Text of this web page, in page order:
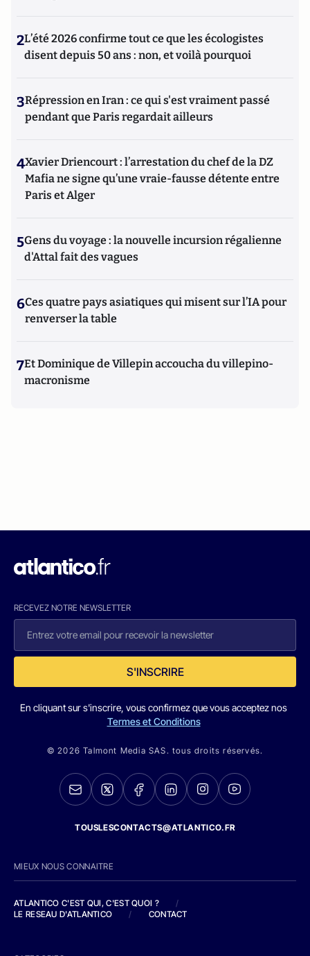
2L’été 2026 confirme tout ce que les écologistes
disent depuis 50 ans : non, et voilà pourquoi
3Répression en Iran : ce qui s'est vraiment passé
pendant que Paris regardait ailleurs
4Xavier Driencourt : l’arrestation du chef de la DZ
Mafia ne signe qu’une vraie-fausse détente entre
Paris et Alger
5Gens du voyage : la nouvelle incursion régalienne
d'Attal fait des vagues
6Ces quatre pays asiatiques qui misent sur l’IA pour
renverser la table
7Et Dominique de Villepin accoucha du villepino-
macronisme
RECEVEZ NOTRE NEWSLETTER
S'INSCRIRE
En cliquant sur s'inscrire, vous confirmez que vous acceptez nos
Termes et Conditions
© 2026 Talmont Media SAS. tous droits réservés.
TOUSLESCONTACTS@ATLANTICO.FR
MIEUX NOUS CONNAITRE
ATLANTICO C'EST QUI, C'EST QUOI ?
/
LE RESEAU D'ATLANTICO
/ CONTACT